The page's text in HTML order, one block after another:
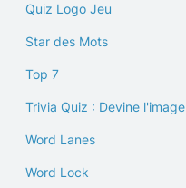
Quiz Logo Jeu
Star des Mots
Top 7
Trivia Quiz : Devine l'image
Word Lanes
Word Lock